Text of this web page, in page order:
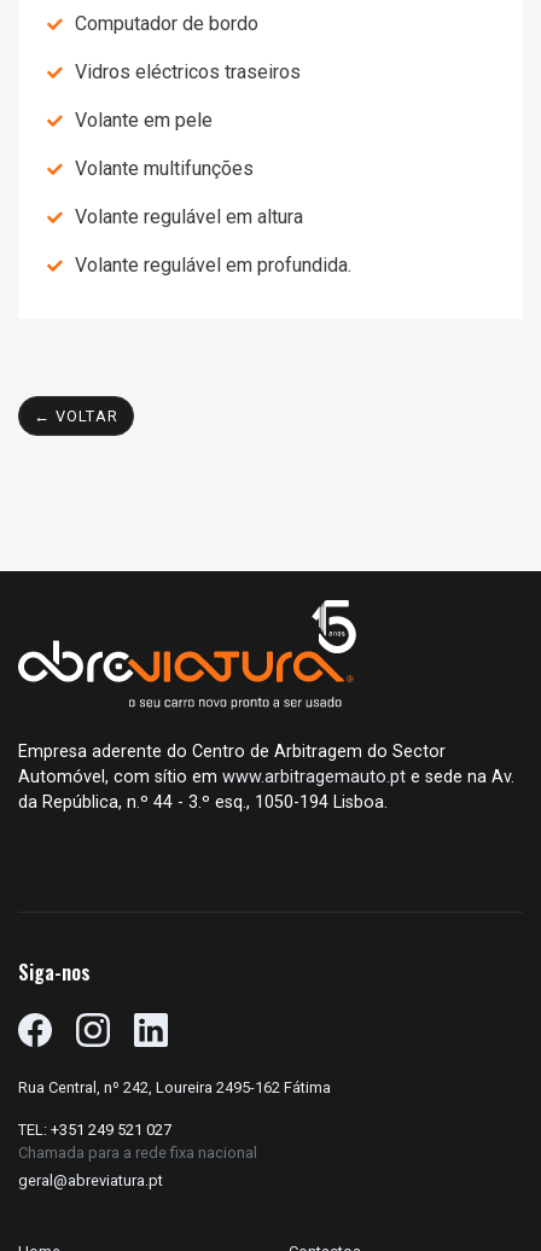
Computador de bordo
Vidros eléctricos traseiros
Volante em pele
Volante multifunções
Volante regulável em altura
Volante regulável em profundida.
← VOLTAR
Empresa aderente do Centro de Arbitragem do Sector
Automóvel, com sítio em www.arbitragemauto.pt e sede na Av.
da República, n.º 44 - 3.º esq., 1050-194 Lisboa.
Siga-nos
Rua Central, nº 242, Loureira 2495-162 Fátima
TEL: +351 249 521 027
Chamada para a rede fixa nacional
geral@abreviatura.pt